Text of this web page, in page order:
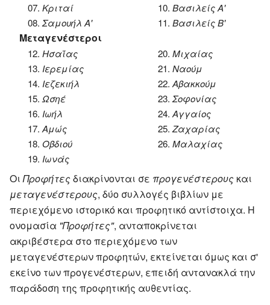
07.Κριταί
08.Σαμουήλ A'
10. Βασιλείς A'
11. Βασιλείς Β'
Μεταγενέστεροι
12.Ησαΐας
13. Ιερεμίας
14. Ιεζεκιήλ
15.Ωσηέ
16. Ιωήλ
17.Αμώς
18.Οβδιού
19. Ιωνάς
20. Μιχαίας
21. Ναούμ
22. Αβακκούμ
23. Σοφονίας
24. Αγγαίος
25. Ζαχαρίας
26. Μαλαχίας
Οι Προφήτεςδιακρίνονται σε προγενέστερους και
μεταγενέστερους, δύο συλλογές βιβλίων με
περιεχόμενο ιστορικό και προφητικό αντίστοιχα. Η
ονομασία "Προφήτες", ανταποκρίνεται
ακριβέστερα στο περιεχόμενο των
μεταγενέστερων προφητών, εκτείνεται όμως και σ'
εκείνο των προγενέστερων, επειδή αντανακλά την
παράδοση της προφητικής αυθεντίας.